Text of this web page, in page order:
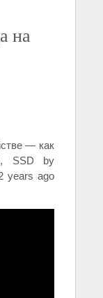
на
— как
SSD by
years ago